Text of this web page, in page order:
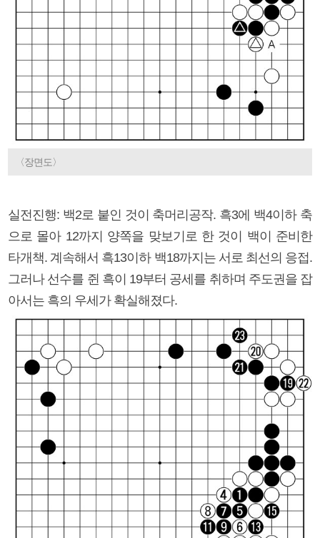
〈장면도〉
실전진행: 백2로 붙인 것이 축머리공작. 흑3에 백4이하 축
으로 몰아 12까지 양쪽을 맞보기로 한 것이 백이 준비한
타개책. 계속해서 흑13이하 백18까지는 서로 최선의 응접.
그러나 선수를 쥔 흑이 19부터 공세를 취하며 주도권을 잡
아서는 흑의 우세가 확실해졌다.